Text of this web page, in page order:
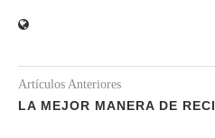
Artículos Anteriores
LA MEJOR MANERA DE